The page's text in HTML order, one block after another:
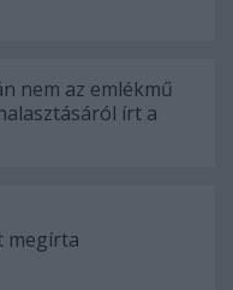
nem az emlékmű
írt a
megírta